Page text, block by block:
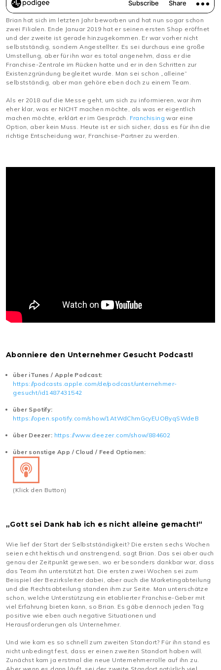
Brian hat sich im letzten Jahr beworben und hat nun sogar schon
zwei Filialen. Ende Januar 2019 hat er seinen ersten Shop eröffnet
und der zweite ist gerade hinzugekommen. Er war vorher nicht
selbstständig, sondern Angestellter. Es sei durchaus eine große
Umstellung, aber für ihn war es total angenehm, dass er die
Franchise-Zentrale im Rücken hatte und er in den Schritten zur
Existenzgründung begleitet wurde. Man sei schon „alleine“
selbstständig, aber man gehöre eben doch zu einem Team.
Als er 2018 auf die Messe geht, um sich zu informieren, war ihm
eher klar, was er NICHT machen möchte, als was er eigentlich
machen möchte, erklärt er im Gespräch. Franchising war eine
Option, aber kein Muss. Heute ist er sich sicher, dass es für ihn die
richtige Entscheidung war, Franchise-Partner zu werden.
Abonniere den Unternehmer Gesucht Podcast!
über iTunes / Apple Podcast:
https://podcasts.apple.com/de/podcast/unternehmer-
gesucht/id1487431542
über Spotify:
https://open.spotify.com/show/1AtWdChmGcyEUOByqSWdeB
über Deezer: https://www.deezer.com/show/884602
über sonstige App / Cloud / Feed Optionen:
(Klick den Button)
„Gott sei Dank hab ich es nicht alleine gemacht!“
Wie lief der Start der Selbstständigkeit? Die ersten sechs Wochen
seien echt hektisch und anstrengend, sagt Brian. Das sei aber auch
genau der Zeitpunkt gewesen, wo er besonders dankbar war, dass
das Team ihn unterstützt hat. Die ersten zwei Wochen sei zum
Beispiel der Bezirksleiter dabei, aber auch die Marketingabteilung
und die Rechtsabteilung standen ihm zur Seite. Man unterschätze
schon, welche Unterstützung ein etablierter Franchise-Geber mit
viel Erfahrung bieten kann, so Brian. Es gäbe dennoch jeden Tag
positive wie eben auch negative Situationen und
Herausforderungen als Unternehmer.
Und wie kam es so schnell zum zweiten Standort? Für ihn stand es
nicht unbedingt fest, dass er einen zweiten Standort haben will.
Zunächst kam ja erstmal die neue Unternehmerrolle auf ihn zu.